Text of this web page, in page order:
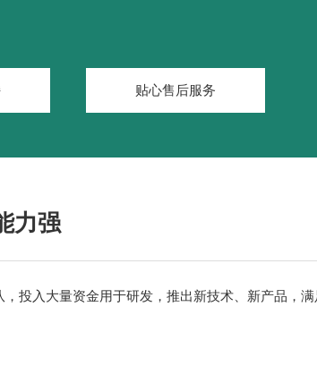
贴心售后服务
力强
，投入大量资金用于研发，推出新技术、新产品，